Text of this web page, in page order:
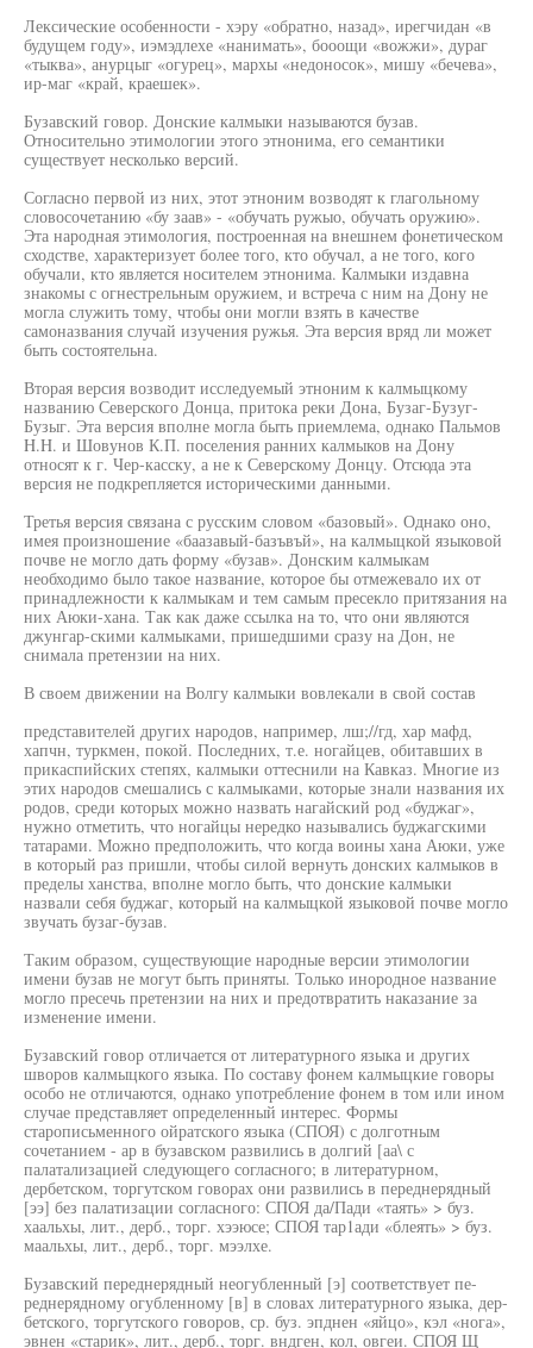
Лексические особенности - хэру «обратно, назад», ирегчидан «в
будущем году», иэмэдлехе «нанимать», бооощи «вожжи», дураг
«тыква», анурцыг «огурец», мархы «недоносок», мишу «бечева»,
ир-маг «край, краешек».
Бузавский говор. Донские калмыки называются бузав.
Относительно этимологии этого этнонима, его семантики
существует несколько версий.
Согласно первой из них, этот этноним возводят к глагольному
словосочетанию «бу заав» - «обучать ружыо, обучать оружию».
Эта народная этимология, построенная на внешнем фонетическом
сходстве, характеризует более того, кто обучал, а не того, кого
обучали, кто является носителем этнонима. Калмыки издавна
знакомы с огнестрельным оружием, и встреча с ним на Дону не
могла служить тому, чтобы они могли взять в качестве
самоназвания случай изучения ружья. Эта версия вряд ли может
быть состоятельна.
Вторая версия возводит исследуемый этноним к калмыцкому
названию Северского Донца, притока реки Дона, Бузаг-Бузуг-
Бузыг. Эта версия вполне могла быть приемлема, однако Пальмов
H.H. и Шовунов К.П. поселения ранних калмыков на Дону
относят к г. Чер-касску, а не к Северскому Донцу. Отсюда эта
версия не подкрепляется историческими данными.
Третья версия связана с русским словом «базовый». Однако оно,
имея произношение «баазавый-базъвъй», на калмыцкой языковой
почве не могло дать форму «бузав». Донским калмыкам
необходимо было такое название, которое бы отмежевало их от
принадлежности к калмыкам и тем самым пресекло притязания на
них Аюки-хана. Так как даже ссылка на то, что они являются
джунгар-скими калмыками, пришедшими сразу на Дон, не
снимала претензии на них.
В своем движении на Волгу калмыки вовлекали в свой состав
представителей других народов, например, лш;//гд, хар мафд,
хапчн, туркмен, покой. Последних, т.е. ногайцев, обитавших в
прикаспийских степях, калмыки оттеснили на Кавказ. Многие из
этих народов смешались с калмыками, которые знали названия их
родов, среди которых можно назвать нагайский род «буджаг»,
нужно отметить, что ногайцы нередко назывались буджагскими
татарами. Можно предположить, что когда воины хана Аюки, уже
в который раз пришли, чтобы силой вернуть донских калмыков в
пределы ханства, вполне могло быть, что донские калмыки
назвали себя буджаг, который на калмыцкой языковой почве могло
звучать бузаг-бузав.
Таким образом, существующие народные версии этимологии
имени бузав не могут быть приняты. Только инородное название
могло пресечь претензии на них и предотвратить наказание за
изменение имени.
Бузавский говор отличается от литературного языка и других
шворов калмыцкого языка. По составу фонем калмыцкие говоры
особо не отличаются, однако употребление фонем в том или ином
случае представляет определенный интерес. Формы
старописьменного ойратского языка (СПОЯ) с долготным
сочетанием - ар в бузавском развились в долгий [аа\ с
палатализацией следующего согласного; в литературном,
дербетском, торгутском говорах они развились в переднерядный
[ээ] без палатизации согласного: СПОЯ да/Пади «таять» > буз.
хаальхы, лит., дерб., торг. хээюсе; СПОЯ тар1ади «блеять» > буз.
маальхы, лит., дерб., торг. мээлхе.
Бузавский переднерядный неогубленный [э] соответствует пе-
реднерядному огубленному [в] в словах литературного языка, дер-
бетского, торгутского говоров, ср. буз. эпднен «яйцо», кэл «нога»,
эвнен «старик», лит., дерб., торг. вндген, кол, овгеи. СПОЯ Щ